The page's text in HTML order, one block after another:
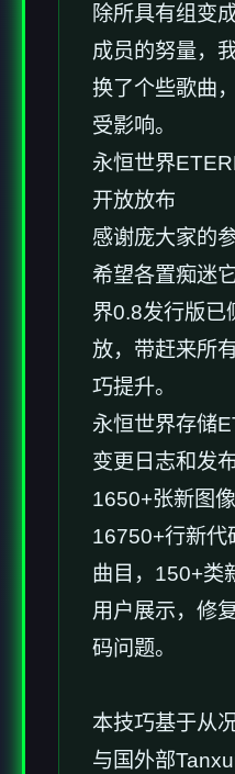
除所具有组变
成员的努量，
换了个些歌曲
受影响。
永恒世界
开放放布
感谢庞大家的
希望各置痴迷
界0.8发行版已
放，带赶来所
巧提升。
永恒世界存储
变更日志和发
1650+张新图
16750+行新代
曲目，150+类
用户展示，修
码问题。
本技巧基于从
与国外部